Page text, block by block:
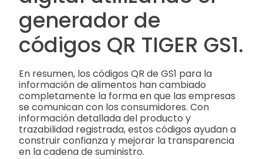
generador de
códigos QR TIGER GS1.
En resumen, los códigos QR de GS1 para la
información de alimentos han cambiado
completamente la forma en que las empresas
se comunican con los consumidores. Con
información detallada del producto y
trazabilidad registrada, estos códigos ayudan a
construir confianza y mejorar la transparencia
en la cadena de suministro.